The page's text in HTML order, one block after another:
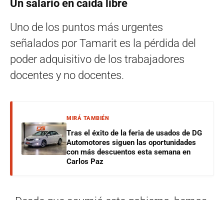
Un salario en caída libre
Uno de los puntos más urgentes
señalados por Tamarit es la pérdida del
poder adquisitivo de los trabajadores
docentes y no docentes.
MIRÁ TAMBIÉN
Tras el éxito de la feria de usados de DG
Automotores siguen las oportunidades
con más descuentos esta semana en
Carlos Paz